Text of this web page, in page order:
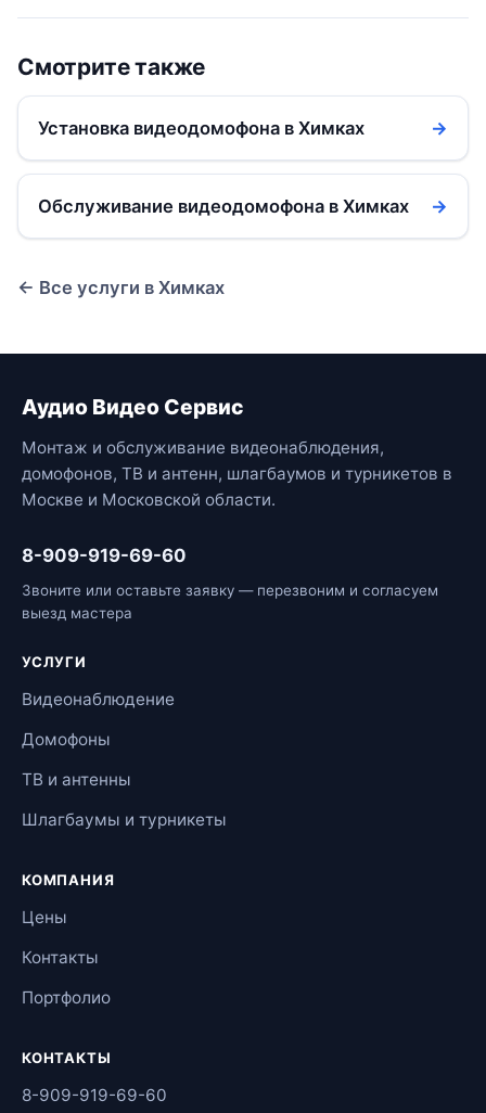
Смотрите также
Установка видеодомофона в Химках →
Обслуживание видеодомофона в Химках →
← Все услуги в Химках
Аудио Видео Сервис
Монтаж и обслуживание видеонаблюдения,
домофонов, ТВ и антенн, шлагбаумов и турникетов в
Москве и Московской области.
8-909-919-69-60
Звоните или оставьте заявку — перезвоним и согласуем
выезд мастера
УСЛУГИ
Видеонаблюдение
Домофоны
ТВ и антенны
Шлагбаумы и турникеты
КОМПАНИЯ
Цены
Контакты
Портфолио
КОНТАКТЫ
8-909-919-69-60